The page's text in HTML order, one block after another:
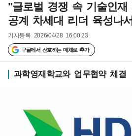
"글로벌 경쟁 속 기술인재
공계 차세대 리더 육성나서
기사등록 2026/04/28 16:00:23
구글에서 선호하는 매체로 추가
과학영재학교와 업무협약 체결